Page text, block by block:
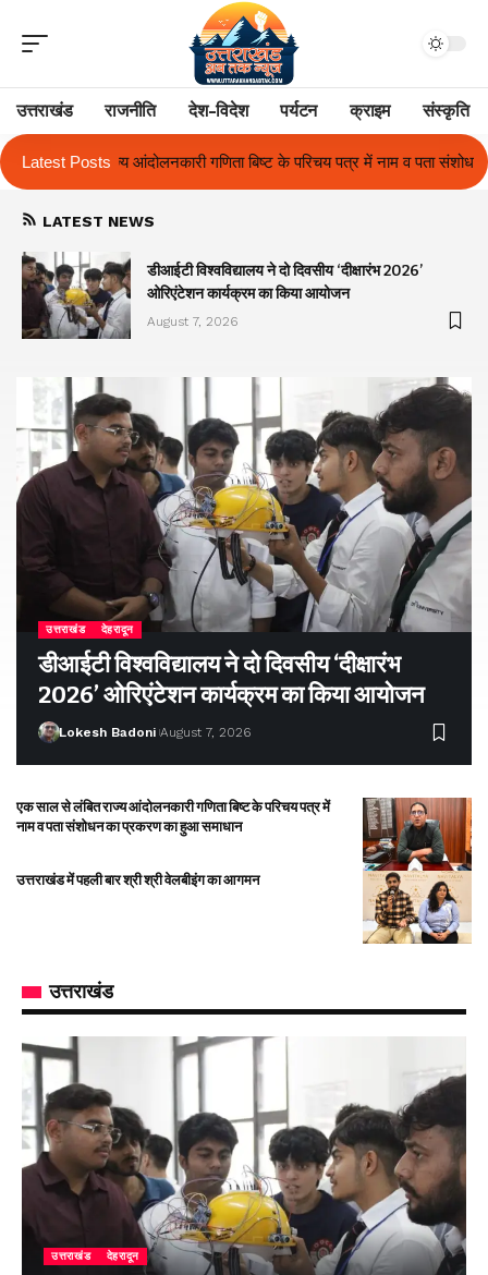
उत्तराखंड राजनीति देश-विदेश पर्यटन क्राइम संस्कृति
Latest Posts
बिष्ट के परिचय पत्र में नाम व पता संशोधन का प्रकरण का हुआ समाधान
LATEST NEWS
डीआईटी विश्वविद्यालय ने दो दिवसीय ‘दीक्षारंभ 2026’
ओरिएंटेशन कार्यक्रम का किया आयोजन
August 7, 2026
उत्तराखंड देहरादून
डीआईटी विश्वविद्यालय ने दो दिवसीय ‘दीक्षारंभ
2026’ ओरिएंटेशन कार्यक्रम का किया आयोजन
Lokesh Badoni August 7, 2026
एक साल से लंबित राज्य आंदोलनकारी गणिता बिष्ट के परिचय पत्र में
नाम व पता संशोधन का प्रकरण का हुआ समाधान
उत्तराखंड में पहली बार श्री श्री वेलबीइंग का आगमन
उत्तराखंड
उत्तराखंड देहरादून